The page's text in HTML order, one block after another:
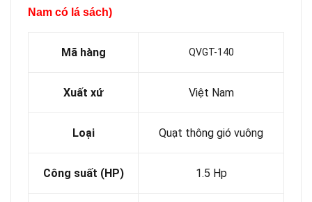
Nam có lá sách)
Mã hàng QVGT-140
Xuất xứ Việt Nam
Loại Quạt thông gió vuông
Công suất (HP) 1.5 Hp